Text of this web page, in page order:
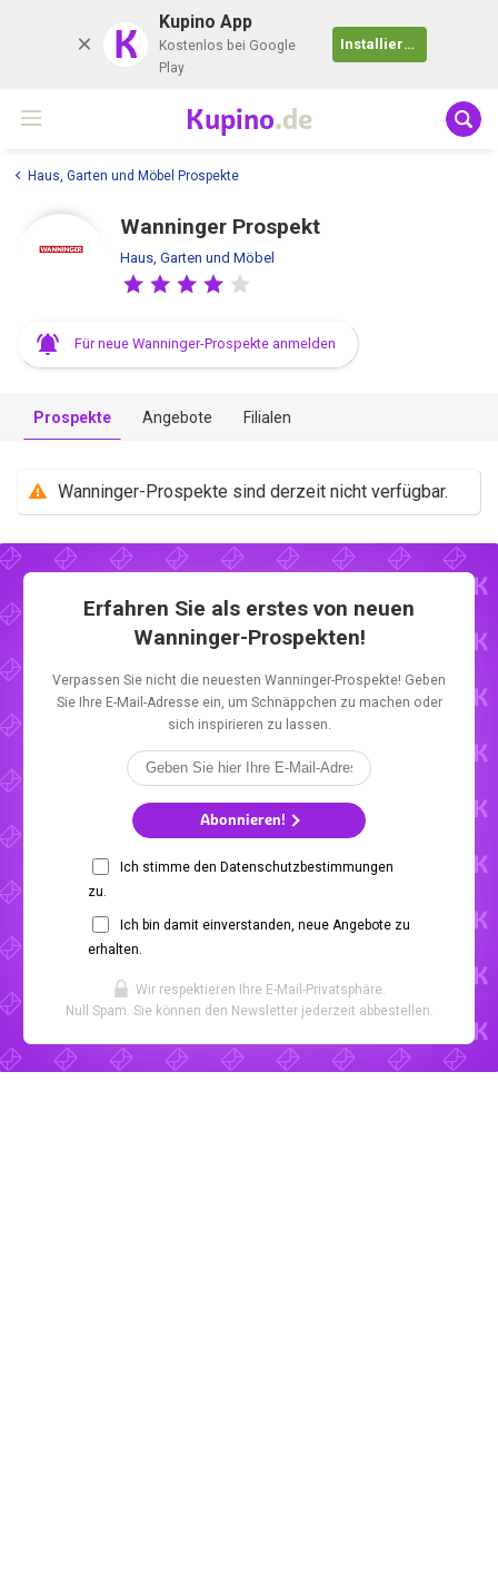
K Kupino App
Kostenlos bei Google
Play
Installieren
Kupino.de
Haus, Garten und Möbel Prospekte
Wanninger Prospekt
Haus, Garten und Möbel
Für neue Wanninger-Prospekte anmelden
Prospekte Angebote Filialen
Wanninger-Prospekte sind derzeit nicht verfügbar.
Erfahren Sie als erstes von neuen
Wanninger-Prospekten!
Verpassen Sie nicht die neuesten Wanninger-Prospekte! Geben
Sie Ihre E-Mail-Adresse ein, um Schnäppchen zu machen oder
sich inspirieren zu lassen.
Abonnieren!
Ich stimme den Datenschutzbestimmungen
zu.
Ich bin damit einverstanden, neue Angebote zu
erhalten.
Wir respektieren Ihre E-Mail-Privatsphäre.
Null Spam. Sie können den Newsletter jederzeit abbestellen.